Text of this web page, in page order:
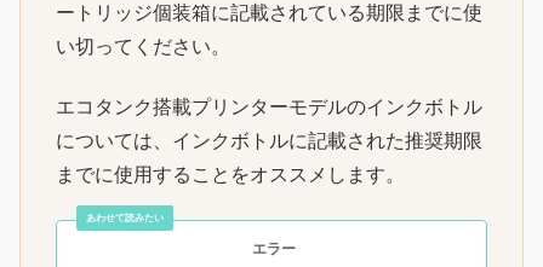
ートリッジ個装箱に記載されている期限までに使
い切ってください。
エコタンク搭載プリンターモデルのインクボトル
については、インクボトルに記載された推奨期限
までに使用することをオススメします。
エラー